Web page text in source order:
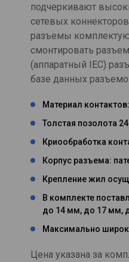
подчеркивают
сетевых
разъемы
смонтировать
(аппаратный IEC)
базе данных
Материал
Толстая позолота
Криообработка
Корпус разъема:
Крепление жил
В комплекте
до 14 мм, до 17 мм,
Максимально
Цена указана за